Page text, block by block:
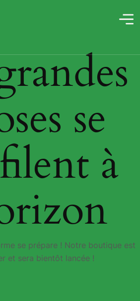
se
à
se prépare ! Notre boutique est
et sera bientôt lancée !